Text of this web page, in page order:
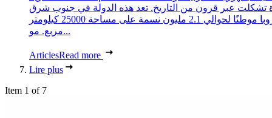
تشكلت عبر قرون من التاريخ. تعد هذه الدولة في جنوب شرق
أوروبا موطنًا لحوالي 2.1 مليون نسمة على مساحة 25000 كيلومتر
مربع. مو...
ArticlesRead more
Lire plus
Item 1 of 7